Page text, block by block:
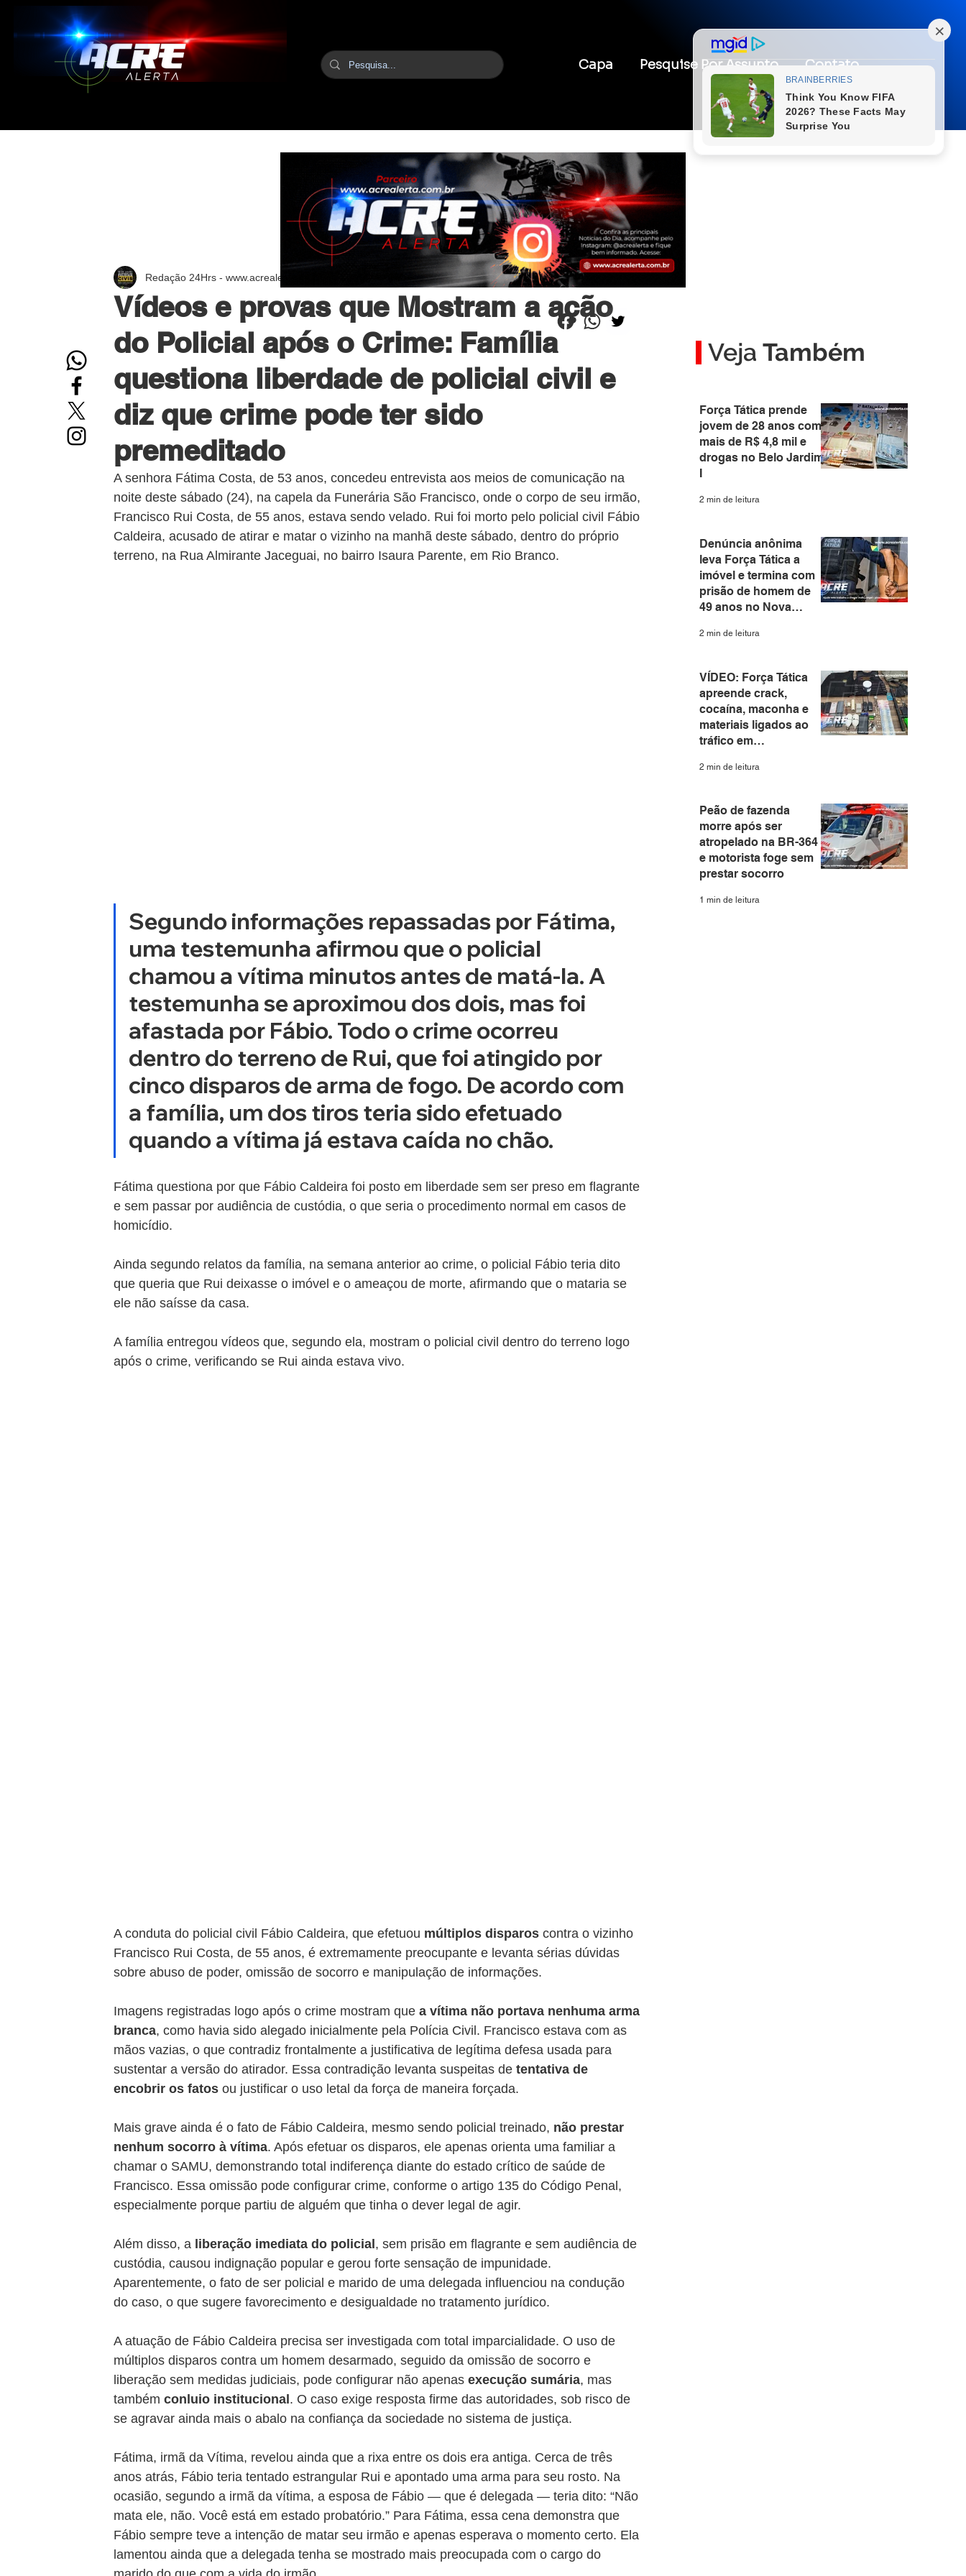
Capa Pesquise Por Assunto Contato
Vídeos e provas que Mostram a ação
do Policial após o Crime: Família
questiona liberdade de policial civil e
diz que crime pode ter sido
premeditado
Redação 24Hrs - www.acrealerta.com.br 25 de mai. de 2025 3 min de leitura
A senhora Fátima Costa, de 53 anos, concedeu entrevista aos meios de comunicação na
noite deste sábado (24), na capela da Funerária São Francisco, onde o corpo de seu irmão,
Francisco Rui Costa, de 55 anos, estava sendo velado. Rui foi morto pelo policial civil Fábio
Caldeira, acusado de atirar e matar o vizinho na manhã deste sábado, dentro do próprio
terreno, na Rua Almirante Jaceguai, no bairro Isaura Parente, em Rio Branco.
Segundo informações repassadas por Fátima,
uma testemunha afirmou que o policial
chamou a vítima minutos antes de matá-la. A
testemunha se aproximou dos dois, mas foi
afastada por Fábio. Todo o crime ocorreu
dentro do terreno de Rui, que foi atingido por
cinco disparos de arma de fogo. De acordo com
a família, um dos tiros teria sido efetuado
quando a vítima já estava caída no chão.
Fátima questiona por que Fábio Caldeira foi posto em liberdade sem ser preso em flagrante
e sem passar por audiência de custódia, o que seria o procedimento normal em casos de
homicídio.
Ainda segundo relatos da família, na semana anterior ao crime, o policial Fábio teria dito
que queria que Rui deixasse o imóvel e o ameaçou de morte, afirmando que o mataria se
ele não saísse da casa.
A família entregou vídeos que, segundo ela, mostram o policial civil dentro do terreno logo
após o crime, verificando se Rui ainda estava vivo.
A conduta do policial civil Fábio Caldeira, que efetuou múltiplos disparos contra o vizinho
Francisco Rui Costa, de 55 anos, é extremamente preocupante e levanta sérias dúvidas
sobre abuso de poder, omissão de socorro e manipulação de informações.
Imagens registradas logo após o crime mostram que a vítima não portava nenhuma arma
branca, como havia sido alegado inicialmente pela Polícia Civil. Francisco estava com as
mãos vazias, o que contradiz frontalmente a justificativa de legítima defesa usada para
sustentar a versão do atirador. Essa contradição levanta suspeitas de tentativa de
encobrir os fatos ou justificar o uso letal da força de maneira forçada.
Mais grave ainda é o fato de Fábio Caldeira, mesmo sendo policial treinado, não prestar
nenhum socorro à vítima. Após efetuar os disparos, ele apenas orienta uma familiar a
chamar o SAMU, demonstrando total indiferença diante do estado crítico de saúde de
Francisco. Essa omissão pode configurar crime, conforme o artigo 135 do Código Penal,
especialmente porque partiu de alguém que tinha o dever legal de agir.
Além disso, a liberação imediata do policial , sem prisão em flagrante e sem audiência de
custódia, causou indignação popular e gerou forte sensação de impunidade.
Aparentemente, o fato de ser policial e marido de uma delegada influenciou na condução
do caso, o que sugere favorecimento e desigualdade no tratamento jurídico.
A atuação de Fábio Caldeira precisa ser investigada com total imparcialidade. O uso de
múltiplos disparos contra um homem desarmado, seguido da omissão de socorro e
liberação sem medidas judiciais, pode configurar não apenas execução sumária, mas
também conluio institucional . O caso exige resposta firme das autoridades, sob risco de
se agravar ainda mais o abalo na confiança da sociedade no sistema de justiça.
Fátima, irmã da Vítima, revelou ainda que a rixa entre os dois era antiga. Cerca de três
anos atrás, Fábio teria tentado estrangular Rui e apontado uma arma para seu rosto. Na
ocasião, segundo a irmã da vítima, a esposa de Fábio — que é delegada — teria dito: “Não
mata ele, não. Você está em estado probatório.” Para Fátima, essa cena demonstra que
Fábio sempre teve a intenção de matar seu irmão e apenas esperava o momento certo. Ela
lamentou ainda que a delegada tenha se mostrado mais preocupada com o cargo do
Força Tática prende
jovem de 28 anos com
mais de R$ 4,8 mil e
drogas no Belo Jardim
I
2 min de leitura
Denúncia anônima
leva Força Tática a
imóvel e termina com
prisão de homem de
49 anos no Nova
2 min de leitura
VÍDEO: Força Tática
apreende crack,
cocaína, maconha e
materiais ligados ao
tráfico em
Helena
2 min de leitura
Peão de fazenda
morre após ser
atropelado na BR-364
e motorista foge sem
prestar socorro
1 min de leitura
Veja Também